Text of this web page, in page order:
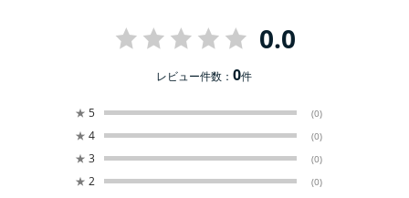
0.0
レビュー件数：0件
★ 5 (0)
★ 4 (0)
★ 3 (0)
★ 2 (0)